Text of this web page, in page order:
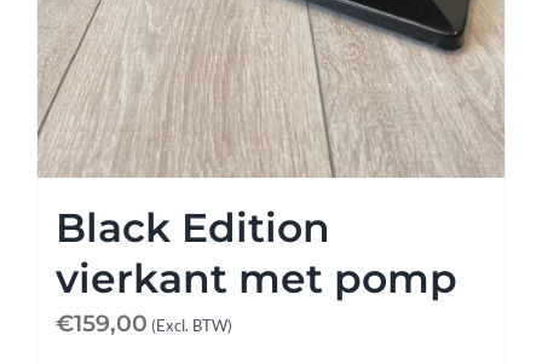
Black Edition
vierkant met pomp
€159,00 (Excl. BTW)